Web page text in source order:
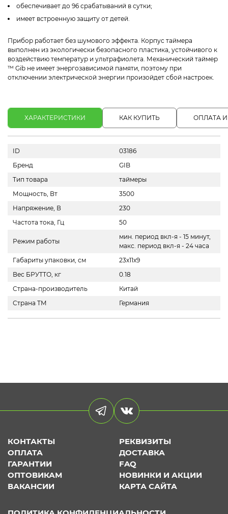
обеспечивает до 96 срабатываний в сутки;
имеет встроенную защиту от детей.
Прибор работает без шумового эффекта. Корпус таймера
выполнен из экологически безопасного пластика, устойчивого к
воздействию температур и ультрафиолета. Механический таймер
™ Gib не имеет энергозависимой памяти, поэтому при
отключении электрической энергии произойдет сбой настроек.
ХАРАКТЕРИСТИКИ КАК КУПИТЬ ОПЛАТА
ID
03186
Бренд
GIB
Тип товара
таймеры
Мощность, Вт
3500
Напряжение, В
230
Частота тока, Гц
50
Режим работы
мин. период вкл-я - 15 минут,
макс. период вкл-я - 24 часа
Габариты упаковки, см
23х11х9
Вес БРУТТО, кг
0.18
Страна-производитель
Китай
Страна ТМ
Германия
КОНТАКТЫ
РЕКВИЗИТЫ
ОПЛАТА
ДОСТАВКА
ГАРАНТИИ
FAQ
ОПТОВИКАМ
НОВИНКИ И АКЦИИ
ВАКАНСИИ
КАРТА САЙТА